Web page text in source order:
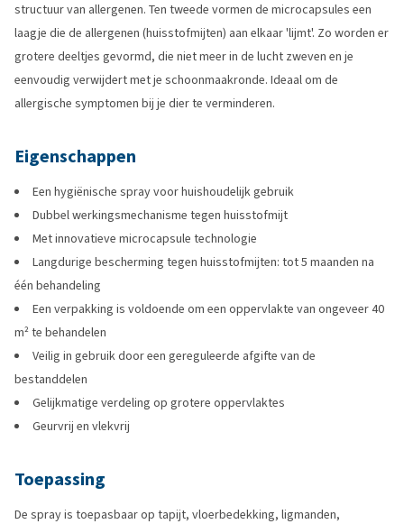
structuur van allergenen. Ten tweede vormen de microcapsules een
laagje die de allergenen (huisstofmijten) aan elkaar 'lijmt'. Zo worden er
grotere deeltjes gevormd, die niet meer in de lucht zweven en je
eenvoudig verwijdert met je schoonmaakronde. Ideaal om de
allergische symptomen bij je dier te verminderen.
Eigenschappen
Een hygiënische spray voor huishoudelijk gebruik
Dubbel werkingsmechanisme tegen huisstofmijt
Met innovatieve microcapsule technologie
Langdurige bescherming tegen huisstofmijten: tot 5 maanden na
één behandeling
Een verpakking is voldoende om een oppervlakte van ongeveer 40
m² te behandelen
Veilig in gebruik door een gereguleerde afgifte van de
bestanddelen
Gelijkmatige verdeling op grotere oppervlaktes
Geurvrij en vlekvrij
Toepassing
De spray is toepasbaar op tapijt, vloerbedekking, ligmanden,